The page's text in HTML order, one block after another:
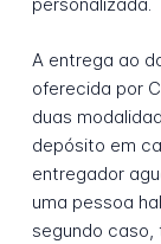
personalizada.
A entrega ao
oferecida por
duas
depósito em
entregador
uma pessoa
segundo